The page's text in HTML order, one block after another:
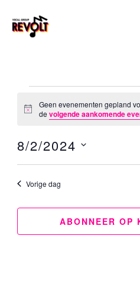
naar
for
2,
2024
Bericht
Geen evenementen gepland
devolgende aankomende
8/2/2024
Selecteer
eenVorige dag
ABONNEER OP